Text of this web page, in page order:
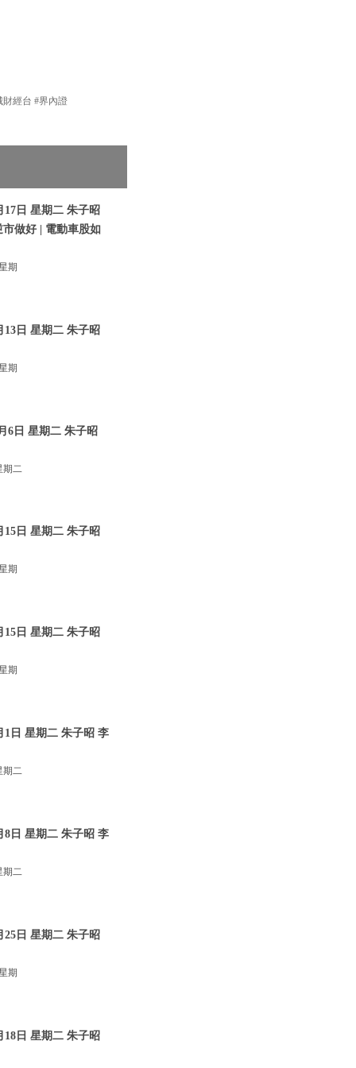
財經台 #界內證
17日 星期二 朱子昭
做好 | 電動車股如
期
13日 星期二 朱子昭
期
6日 星期二 朱子昭
期二
15日 星期二 朱子昭
期
15日 星期二 朱子昭
期
1日 星期二 朱子昭 李
期二
8日 星期二 朱子昭 李
期二
25日 星期二 朱子昭
期
18日 星期二 朱子昭